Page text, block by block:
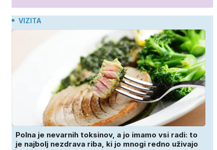
VIZITA
Polna je nevarnih toksinov, a jo imamo vsi radi: to
je najbolj nezdrava riba, ki jo mnogi redno uživajo